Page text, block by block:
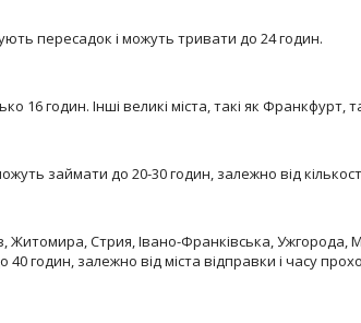
пересадок і можуть тривати до 24 годин.
годин. Інші великі міста, такі як Франкфурт,
займати до 20-30 годин, залежно від
Житомира, Стрия, Івано-Франківська, Ужгорода,
годин, залежно від міста відправки і часу